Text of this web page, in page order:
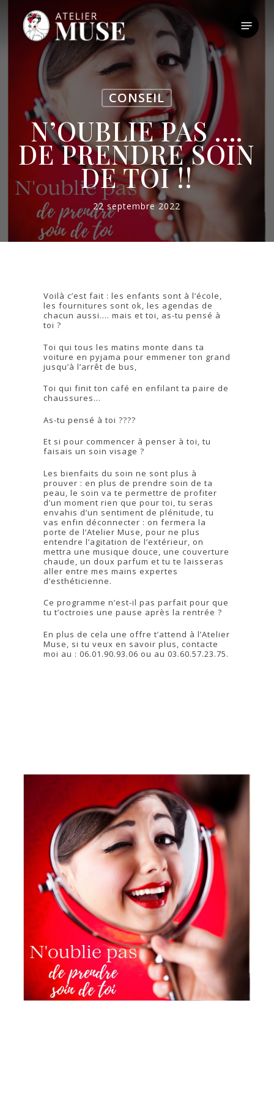
content
Menu
CONSEIL
N’OUBLIE PAS ….
DE PRENDRE SOIN
DE TOI !!
22 septembre 2022
Voilà c’est fait : les enfants sont à l’école,
les fournitures sont ok, les agendas de
chacun aussi…. mais et toi, as-tu pensé à
toi ?
Toi qui tous les matins monte dans ta
voiture en pyjama pour emmener ton grand
jusqu’à l’arrêt de bus,
Toi qui finit ton café en enfilant ta paire de
chaussures…
As-tu pensé à toi ????
Et si pour commencer à penser à toi, tu
faisais un soin visage ?
Les bienfaits du soin ne sont plus à
prouver : en plus de prendre soin de ta
peau, le soin va te permettre de profiter
d’un moment rien que pour toi, tu seras
envahis d’un sentiment de plénitude, tu
vas enfin déconnecter : on fermera la
porte de l’Atelier Muse, pour ne plus
entendre l’agitation de l’extérieur, on
mettra une musique douce, une couverture
chaude, un doux parfum et tu te laisseras
aller entre mes mains expertes
d’esthéticienne.
Ce programme n’est-il pas parfait pour que
tu t’octroies une pause après la rentrée ?
En plus de cela une offre t’attend à l’Atelier
Muse, si tu veux en savoir plus, contacte
moi au : 06.01.90.93.06 ou au 03.60.57.23.75.